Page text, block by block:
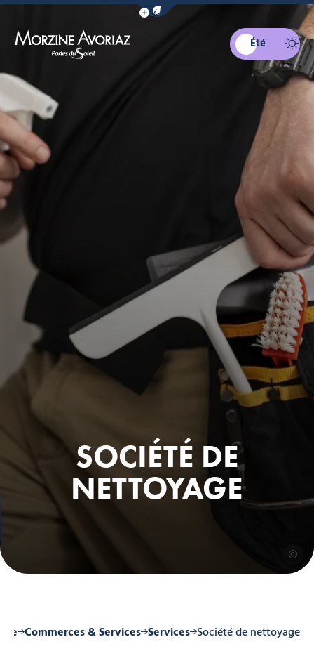
Afficher la barre de navigation du
Morzine Avoriaz
Été
Freepik
SOCIÉTÉ DE
NETTOYAGE
Commerces & Services Services Société de nettoyage